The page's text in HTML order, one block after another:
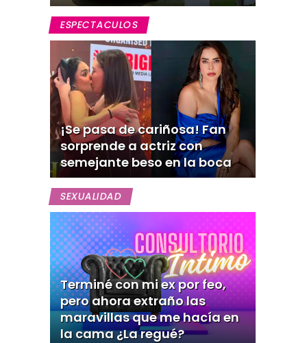
ESPECTACULOS
¡Se pasa de cariñosa! Fan
sorprende a actriz con
semejante beso en la boca
SEXUALIDAD
Terminé con mi ex por feo,
pero ahora extraño las
maravillas que me hacía en
la cama ¿La regué?